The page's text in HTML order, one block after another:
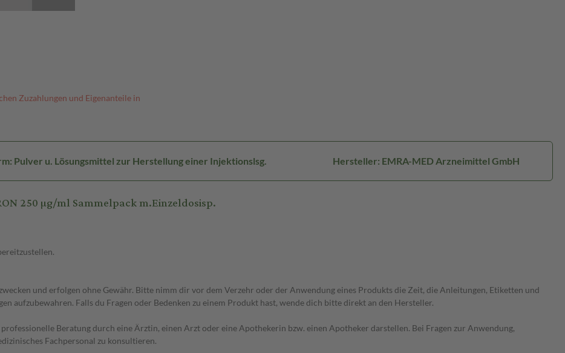
Zuzahlungen und Eigenanteile in
Pulver u. Lösungsmittel zur Herstellung einer Injektionslsg. Hersteller: EMRA-MED Arzneimittel GmbH
250 µg/ml Sammelpack m.Einzeldosisp.
und erfolgen ohne Gewähr. Bitte nimm dir vor dem Verzehr oder der Anwendung eines Produkts die Zeit, die Anleitungen, Etiketten und
aufzubewahren. Falls du Fragen oder Bedenken zu einem Produkt hast, wende dich bitte direkt an den Hersteller.
Beratung durch eine Ärztin, einen Arzt oder eine Apothekerin bzw. einen Apotheker darstellen. Bei Fragen zur Anwendung,
Fachpersonal zu konsultieren.